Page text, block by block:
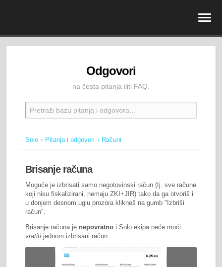
Odgovori
na česta pitanja iliti FAQ.
Solo Pitanja i odgovori Računi
Brisanje računa
Moguće je izbrisati samo negotovinski račun (tj. sve račune
koji nisu fiskalizirani, nemaju ZKI+JIR) tako da ga otvoriš i
u donjem desnom uglu prozora klikneš na gumb "Izbriši
račun".
Brisanje računa je nepovratno i Solo ekipa neće moći
vratiti jednom izbrisani račun.